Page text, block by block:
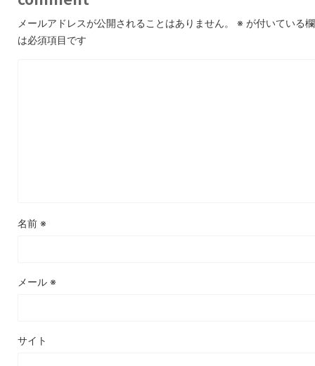
メールアドレスが公開されることはありません。 ※ が付いている欄
は必須項目です
名前 ※
メール ※
サイト